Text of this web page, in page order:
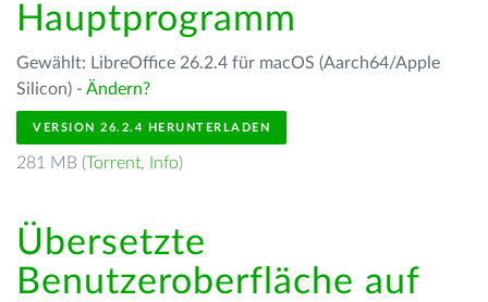
Hauptprogramm
Gewählt: LibreOffice 26.2.4 für macOS (Aarch64/Apple
Silicon) - Ändern?
VERSION 26.2.4 HERUNTERLADEN
281 MB (Torrent, Info)
Übersetzte
Benutzeroberfläche auf